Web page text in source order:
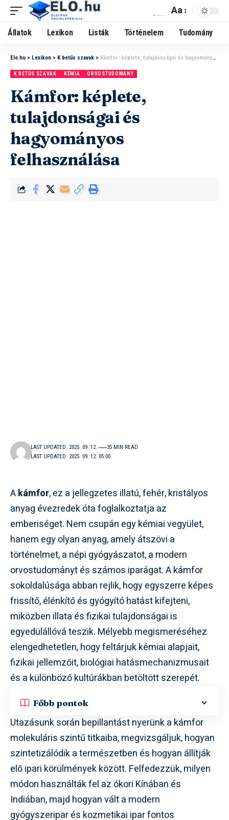
Aa
Állatok Lexikon Listák Történelem Tudomány
Elo.hu > Lexikon > K betűs szavak > Kámfor: képlete, tulajdonságai és hagyományos felhasználása
K BETŰS SZAVAK KÉMIA ORVOSTUDOMÁNY
Kámfor: képlete,
tulajdonságai és
hagyományos
felhasználása
LAST UPDATED: 2025. 09. 12. 05:00
LAST UPDATED: 2025. 09. 12. 35 MIN READ
Akámfor, ez a jellegzetes illatú, fehér, kristályos
anyag évezredek óta foglalkoztatja az
emberiséget. Nem csupán egy kémiai vegyület,
hanem egy olyan anyag, amely átszövi a
történelmet, a népi gyógyászatot, a modern
orvostudományt és számos iparágat. A kámfor
sokoldalúsága abban rejlik, hogy egyszerre képes
frissítő, élénkítő és gyógyító hatást kifejteni,
miközben illata és fizikai tulajdonságai is
egyedülállóvá teszik. Mélyebb megismeréséhez
elengedhetetlen, hogy feltárjuk kémiai alapjait,
fizikai jellemzőit, biológiai hatásmechanizmusait
és a különböző kultúrákban betöltött szerepét.
Főbb pontok
Utazásunk során bepillantást nyerünk a kámfor
molekuláris szintű titkaiba, megvizsgáljuk, hogyan
szintetizálódik a természetben és hogyan állítják
elő ipari körülmények között. Felfedezzük, milyen
módon használták fel az ókori Kínában és
Indiában, majd hogyan vált a modern
gyógyszeripar és kozmetikai ipar fontos